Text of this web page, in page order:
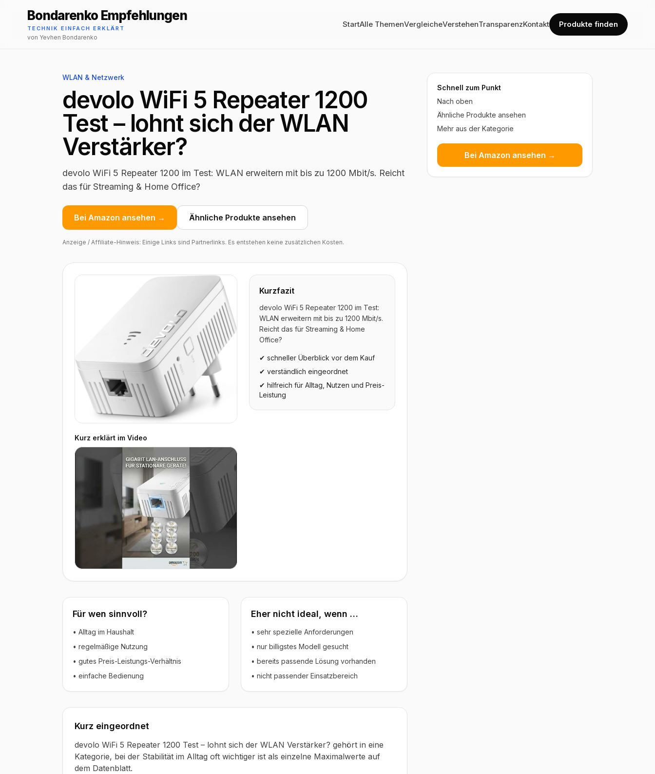
Bondarenko Empfehlungen
TECHNIK EINFACH ERKLÄRT
von Yevhen Bondarenko
StartAlle ThemenVergleicheVerstehenTransparenzKontakt Produkte finden
WLAN & Netzwerk
devolo WiFi 5 Repeater 1200
Test – lohnt sich der WLAN
Verstärker?
devolo WiFi 5 Repeater 1200 im Test: WLAN erweitern mit bis zu 1200 Mbit/s. Reicht
das für Streaming & Home Office?
Bei Amazon ansehen → Ähnliche Produkte ansehen
Anzeige / Affiliate-Hinweis: Einige Links sind Partnerlinks. Es entstehen keine zusätzlichen Kosten.
Kurz erklärt im Video
▶ Video ansehen
Kurzfazit
devolo WiFi 5 Repeater 1200 im Test:
WLAN erweitern mit bis zu 1200 Mbit/s.
Reicht das für Streaming & Home
Office?
✔ schneller Überblick vor dem Kauf
✔ verständlich eingeordnet
✔ hilfreich für Alltag, Nutzen und Preis-
Leistung
Für wen sinnvoll?
• Alltag im Haushalt
• regelmäßige Nutzung
• gutes Preis-Leistungs-Verhältnis
• einfache Bedienung
Eher nicht ideal, wenn …
• sehr spezielle Anforderungen
• nur billigstes Modell gesucht
• bereits passende Lösung vorhanden
• nicht passender Einsatzbereich
Kurz eingeordnet
devolo WiFi 5 Repeater 1200 Test – lohnt sich der WLAN Verstärker? gehört in eine
Kategorie, bei der Stabilität im Alltag oft wichtiger ist als einzelne Maximalwerte auf
dem Datenblatt.
Schnell zum Punkt
Nach oben
Ähnliche Produkte ansehen
Mehr aus der Kategorie
Bei Amazon ansehen →